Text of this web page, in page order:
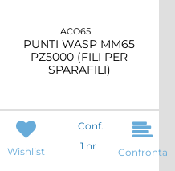
ACO65
PUNTI WASP MM65
PZ5000 (FILI PER
SPARAFILI)
Wishlist
Conf.
1 nr
Confronta